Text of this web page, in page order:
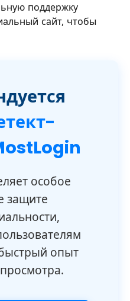
поддержку
сайт, чтобы
особое
защите
опыт